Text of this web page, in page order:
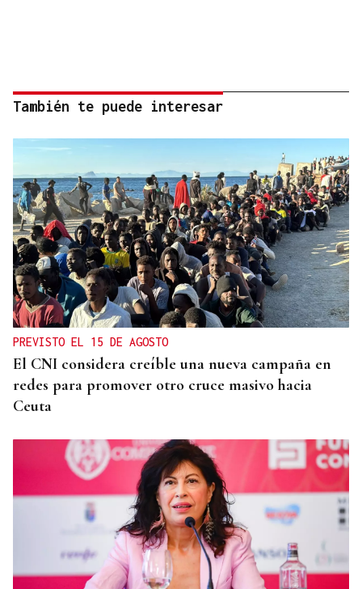
También te puede interesar
PREVISTO EL 15 DE AGOSTO
El CNI considera creíble una nueva campaña en
redes para promover otro cruce masivo hacia
Ceuta